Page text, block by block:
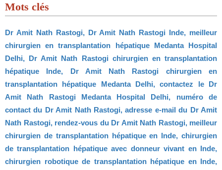
Mots clés
Dr Amit Nath Rastogi, Dr Amit Nath Rastogi Inde, meilleur
chirurgien en transplantation hépatique Medanta Hospital
Delhi, Dr Amit Nath Rastogi chirurgien en transplantation
hépatique Inde, Dr Amit Nath Rastogi chirurgien en
transplantation hépatique Medanta Delhi, contactez le Dr
Amit Nath Rastogi Medanta Hospital Delhi, numéro de
contact du Dr Amit Nath Rastogi, adresse e-mail du Dr Amit
Nath Rastogi, rendez-vous du Dr Amit Nath Rastogi, meilleur
chirurgien de transplantation hépatique en Inde, chirurgien
de transplantation hépatique avec donneur vivant en Inde,
chirurgien robotique de transplantation hépatique en Inde,